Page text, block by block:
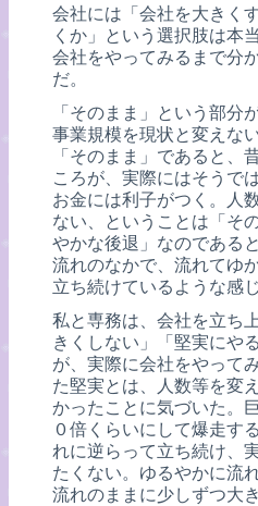
会社には「会社を大きく
くか」という選択肢は本
会社をやってみるまで分
だ。
「そのまま」という部分
事業規模を現状と変えな
「そのまま」であると、
ころが、実際にはそうで
お金には利子がつく。人
ない、ということは「そ
やかな後退」なのである
流れのなかで、流れてゆ
立ち続けているような感じ
私と専務は、会社を立ち
きくしない」「堅実にや
が、実際に会社をやって
た堅実とは、人数等を変
かったことに気づいた。
０倍くらいにして爆走す
れに逆らって立ち続け、
たくない。ゆるやかに流
流れのままに少しずつ大